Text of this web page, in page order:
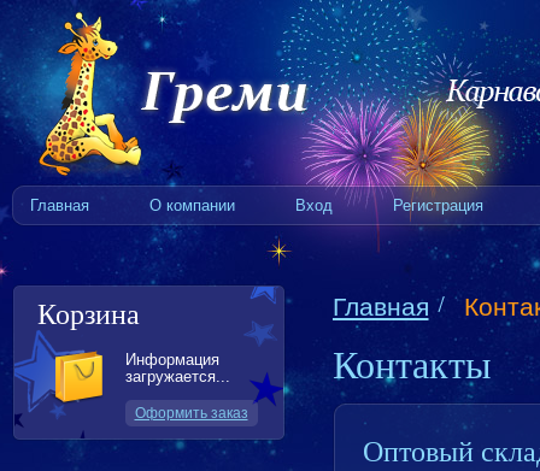
Главная О компании Вход Регистрация
Корзина
Информация
загружается...
Оформить заказ
Главная
Контакты
Оптовый